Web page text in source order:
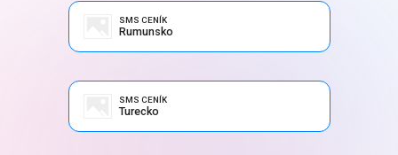
SMS CENÍK
Rumunsko
SMS CENÍK
Turecko